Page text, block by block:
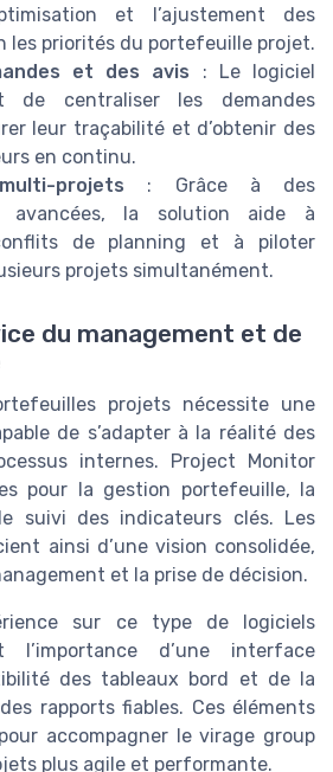
et l’ajustement des
les priorités du portefeuille projet.
et des avis : Le logiciel
de centraliser les demandes
leur traçabilité et d’obtenir des
en continu.
projets : Grâce à des
avancées, la solution aide à
de planning et à piloter
projets simultanément.
du management et de
projets nécessite une
de s’adapter à la réalité des
internes. Project Monitor
pour la gestion portefeuille, la
suivi des indicateurs clés. Les
ainsi d’une vision consolidée,
et la prise de décision.
sur ce type de logiciels
l’importance d’une interface
des tableaux bord et de la
rapports fiables. Ces éléments
accompagner le virage group
plus agile et performante.